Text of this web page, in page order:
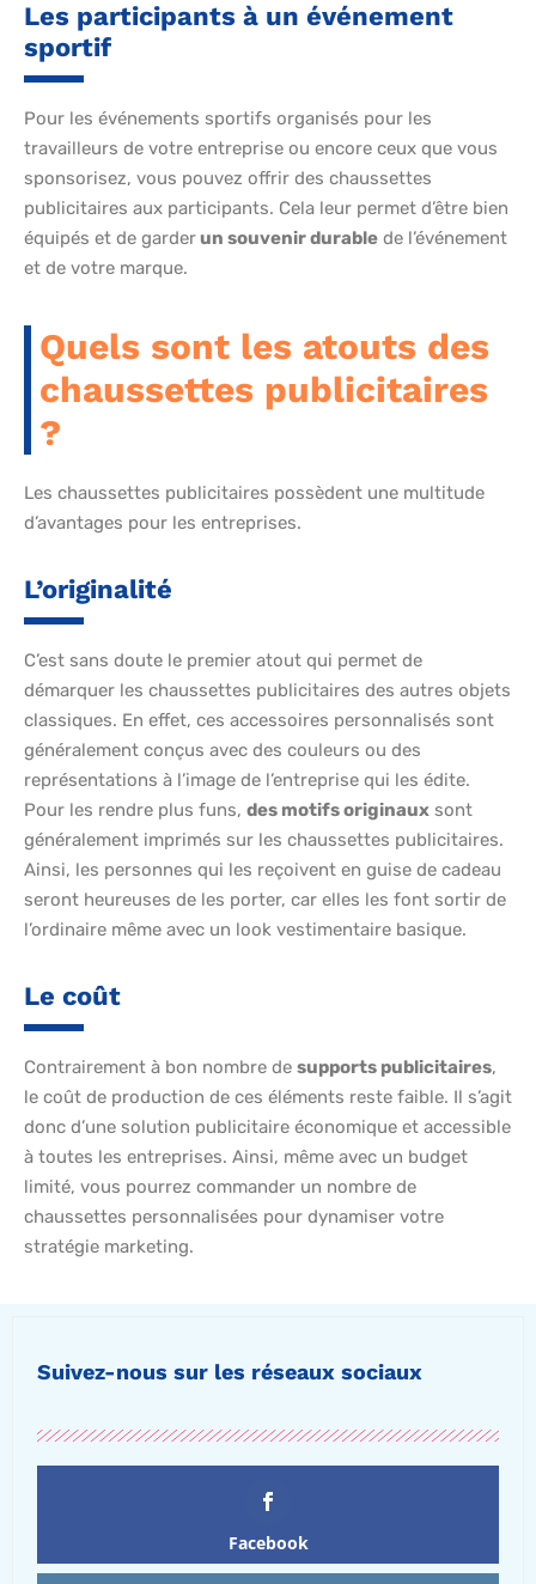
Les participants à un événement
sportif
Pour les événements sportifs organisés pour les
travailleurs de votre entreprise ou encore ceux que vous
sponsorisez, vous pouvez offrir des chaussettes
publicitaires aux participants. Cela leur permet d’être bien
équipés et de garderun souvenir durable de l’événement
et de votre marque.
Quels sont les atouts des
chaussettes publicitaires
?
Les chaussettes publicitaires possèdent une multitude
d’avantages pour les entreprises.
L’originalité
C’est sans doute le premier atout qui permet de
démarquer les chaussettes publicitaires des autres objets
classiques. En effet, ces accessoires personnalisés sont
généralement conçus avec des couleurs ou des
représentations à l’image de l’entreprise qui les édite.
Pour les rendre plus funs, des motifs originaux sont
généralement imprimés sur les chaussettes publicitaires.
Ainsi, les personnes qui les reçoivent en guise de cadeau
seront heureuses de les porter, car elles les font sortir de
l’ordinaire même avec un look vestimentaire basique.
Le coût
Contrairement à bon nombre de supports publicitaires,
le coût de production de ces éléments reste faible. Il s’agit
donc d’une solution publicitaire économique et accessible
à toutes les entreprises. Ainsi, même avec un budget
limité, vous pourrez commander un nombre de
chaussettes personnalisées pour dynamiser votre
stratégie marketing.
Suivez-nous sur les réseaux sociaux
Facebook